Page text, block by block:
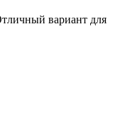
вариант для